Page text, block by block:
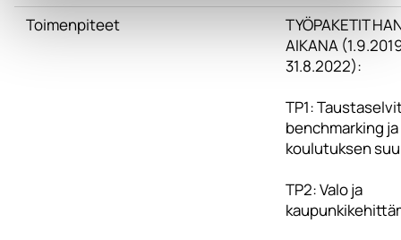
Toimenpiteet
TYÖPAKETIT
AIKANA
31.8.2022):
TP1:
benchmarking ja
koulutuksen
TP2: Valo ja